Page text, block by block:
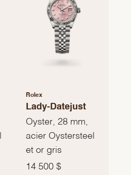
Rolex
Lady-Datejust
Oyster, 28 mm,
acier Oystersteel
et or gris
14 500 $